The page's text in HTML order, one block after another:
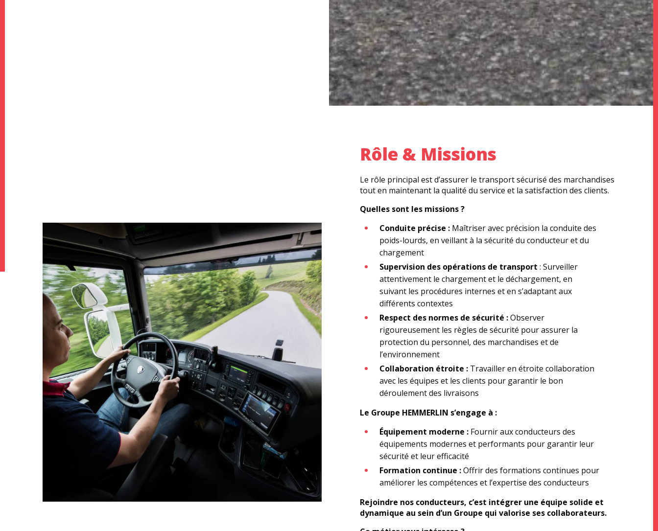
Rôle & Missions
Le rôle principal est d’assurer le transport sécurisé des marchandises
tout en maintenant la qualité du service et la satisfaction des clients.
Quelles sont les missions ?
Conduite précise : Maîtriser avec précision la conduite des
poids-lourds, en veillant à la sécurité du conducteur et du
chargement
Supervision des opérations de transport : Surveiller
attentivement le chargement et le déchargement, en
suivant les procédures internes et en s’adaptant aux
différents contextes
Respect des normes de sécurité :Observer
rigoureusement les règles de sécurité pour assurer la
protection du personnel, des marchandises et de
l’environnement
Collaboration étroite : Travailler en étroite collaboration
avec les équipes et les clients pour garantir le bon
déroulement des livraisons
Le Groupe HEMMERLIN s’engage à :
Équipement moderne : Fournir aux conducteurs des
équipements modernes et performants pour garantir leur
sécurité et leur efficacité
Formation continue :Offrir des formations continues pour
améliorer les compétences et l’expertise des conducteurs
Rejoindre nos conducteurs, c’est intégrer une équipe solide et
dynamique au sein d’un Groupe qui valorise ses collaborateurs.